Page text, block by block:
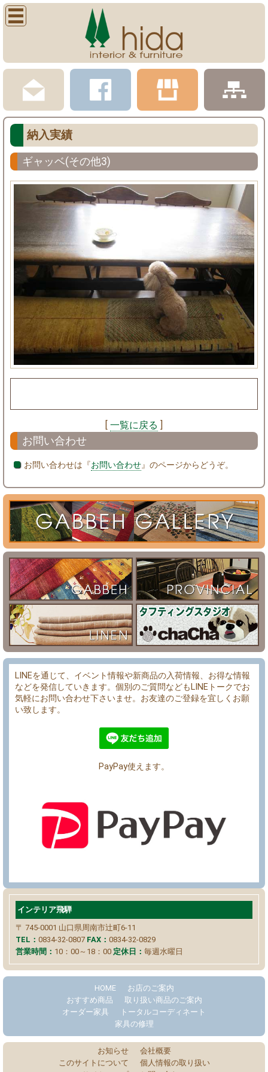
納入実績
ギャッベ(その他3)
[ 一覧に戻る ]
お問い合わせ
お問い合わせは『お問い合わせ』のページからどうぞ。
LINEを通じて、イベント情報や新商品の入荷情報、お得な情報
などを発信していきます。個別のご質問などもLINEトークでお
気軽にお問い合わせ下さいませ。お友達のご登録を宜しくお願
い致します。
PayPay使えます。
インテリア飛騨
〒 745-0001 山口県周南市辻町6-11
TEL： 0834-32-0807 FAX： 0834-32-0829
営業時間： 10：00～18：00 定休日： 毎週水曜日
HOME
お店のご案内
おすすめ商品
取り扱い商品のご案内
オーダー家具
トータルコーディネート
家具の修理
お知らせ
会社概要
このサイトについて
個人情報の取り扱い